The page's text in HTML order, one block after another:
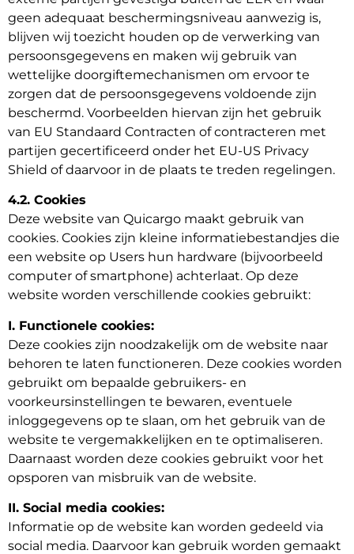
geen adequaat beschermingsniveau aanwezig is,
blijven wij toezicht houden op de verwerking van
persoonsgegevens en maken wij gebruik van
wettelijke doorgiftemechanismen om ervoor te
zorgen dat de persoonsgegevens voldoende zijn
beschermd. Voorbeelden hiervan zijn het gebruik
van EU Standaard Contracten of contracteren met
partijen gecertificeerd onder het EU-US Privacy
Shield of daarvoor in de plaats te treden regelingen.
4.2. Cookies
Deze website van Quicargo maakt gebruik van
cookies. Cookies zijn kleine informatiebestandjes die
een website op Users hun hardware (bijvoorbeeld
computer of smartphone) achterlaat. Op deze
website worden verschillende cookies gebruikt:
I. Functionele cookies:
Deze cookies zijn noodzakelijk om de website naar
behoren te laten functioneren. Deze cookies worden
gebruikt om bepaalde gebruikers- en
voorkeursinstellingen te bewaren, eventuele
inloggegevens op te slaan, om het gebruik van de
website te vergemakkelijken en te optimaliseren.
Daarnaast worden deze cookies gebruikt voor het
opsporen van misbruik van de website.
II. Social media cookies:
Informatie op de website kan worden gedeeld via
social media. Daarvoor kan gebruik worden gemaakt